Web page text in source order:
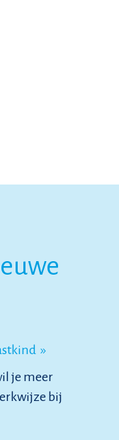
»
je meer
bij